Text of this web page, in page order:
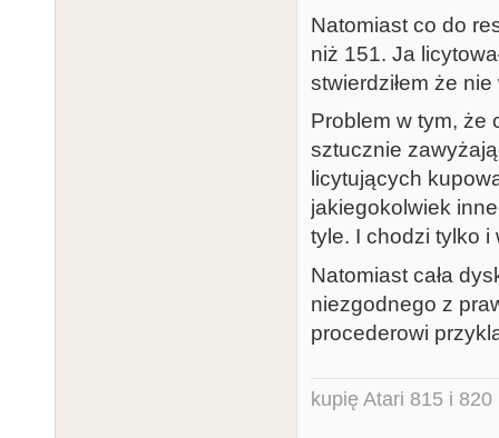
Natomiast co do
niż 151. Ja
stwierdziłem że nie
Problem w tym, że
sztucznie
licytujących
jakiegokolwiek
tyle. I chodzi tylko i
Natomiast cała
niezgodnego z
procederowi
kupię Atari 815 i 820